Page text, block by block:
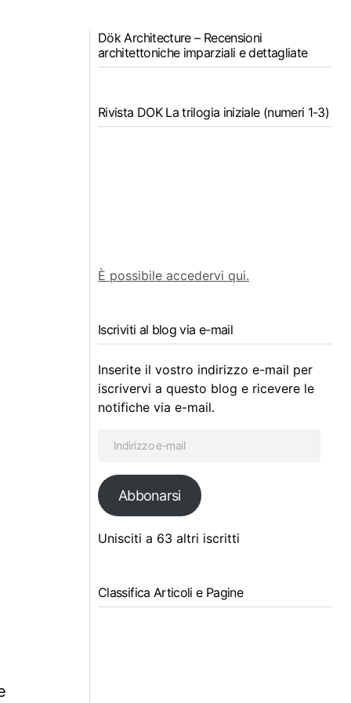
Dök Architecture – Recensioni
architettoniche imparziali e dettagliate
Rivista DOK La trilogia iniziale (numeri 1-3)
È possibile accedervi qui.
Iscriviti al blog via e-mail
Inserite il vostro indirizzo e-mail per
iscrivervi a questo blog e ricevere le
notifiche via e-mail.
Abbonarsi
Unisciti a 63 altri iscritti
Classifica Articoli e Pagine